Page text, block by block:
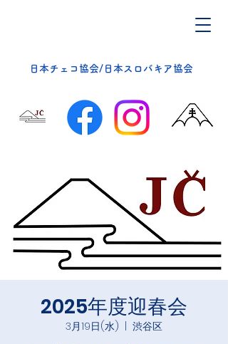
​日本チェコ協会/日本スロバキア協会
2025年度迎春会
3月19日(水)
渋谷区